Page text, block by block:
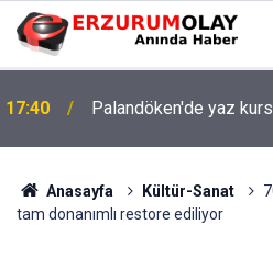
17:40 Palandöken'de yaz
Anasayfa Kültür-Sanat
tam donanımlı restore ediliyor